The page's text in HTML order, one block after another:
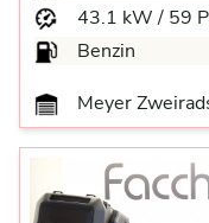
43.1 kW / 59
Benzin
Meyer